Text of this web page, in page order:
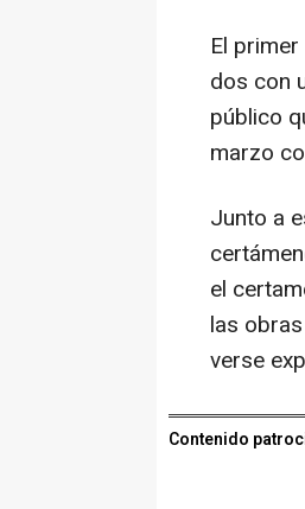
El
dos con
público
marzo
Junto a
el
las
verse
Contenido